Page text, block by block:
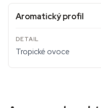
Aromatický profil
Tropické ovoce